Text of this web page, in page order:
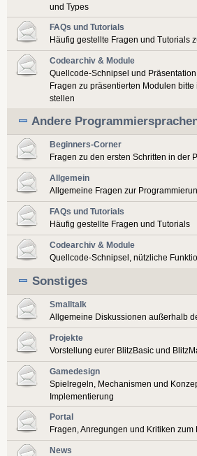
und Types
FAQs und Tutorials
Häufig gestellte Fragen und Tutorials
Codearchiv & Module
Quellcode-Schnipsel und
Fragen zu präsentierten Modulen
stellen
Andere
Beginners-Corner
Fragen zu den ersten Schritten in der
Allgemein
Allgemeine Fragen zur
FAQs und Tutorials
Häufig gestellte Fragen und Tutorials
Codearchiv & Module
Quellcode-Schnipsel, nützliche
Sonstiges
Smalltalk
Allgemeine Diskussionen außerhalb
Projekte
Vorstellung eurer BlitzBasic und
Gamedesign
Spielregeln, Mechanismen und
Implementierung
Portal
Fragen, Anregungen und Kritiken zum
News